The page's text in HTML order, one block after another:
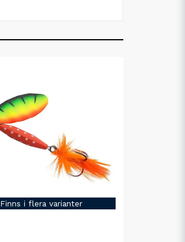
Finns i flera varianter